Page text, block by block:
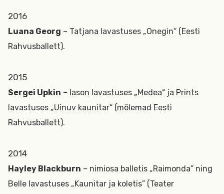
2016
Luana Georg – Tatjana lavastuses „Onegin“ (Eesti
Rahvusballett).
2015
Sergei Upkin – Iason lavastuses „Medea“ ja Prints
lavastuses „Uinuv kaunitar“ (mõlemad Eesti
Rahvusballett).
2014
Hayley Blackburn – nimiosa balletis „Raimonda” ning
Belle lavastuses „Kaunitar ja koletis” (Teater